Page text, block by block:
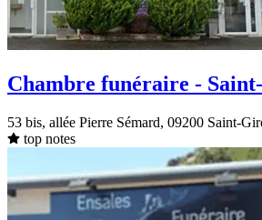
Chambre funéraire -
53 bis, allée Pierre Sémard, 09200 Saint-
top notes